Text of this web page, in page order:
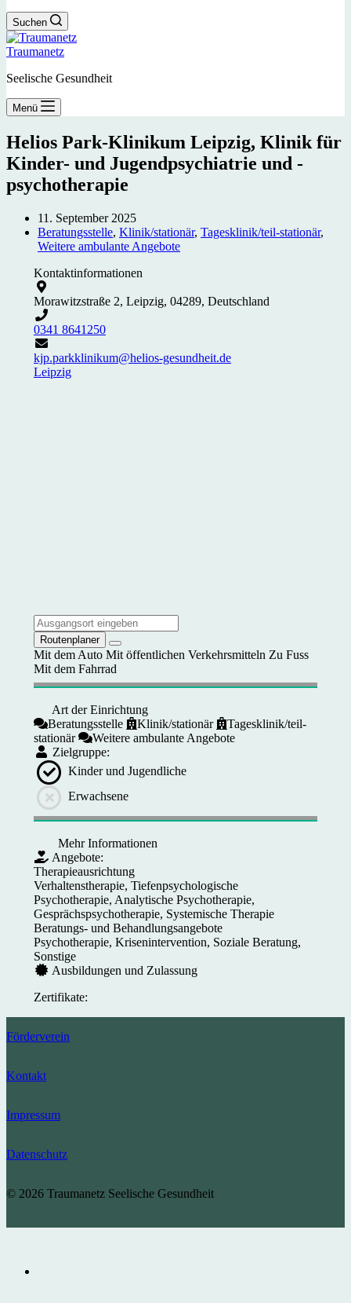
Suchen
Traumanetz
Seelische Gesundheit
Menü
Helios Park-Klinikum Leipzig, Klinik für
Kinder- und Jugendpsychiatrie und -
psychotherapie
11. September 2025
Beratungsstelle, Klinik/stationär, Tagesklinik/teil-stationär,
Weitere ambulante Angebote
Kontaktinformationen
Morawitzstraße 2, Leipzig, 04289, Deutschland
0341 8641250
kjp.parkklinikum@helios-gesundheit.de
Leipzig
Routenplaner
Mit dem Auto Mit öffentlichen Verkehrsmitteln Zu Fuss
Mit dem Fahrrad
Art der Einrichtung
Beratungsstelle
Klinik/stationär
Tagesklinik/teil-
stationär
Weitere ambulante Angebote
Zielgruppe:
Kinder und Jugendliche
Erwachsene
Mehr Informationen
Angebote:
Therapieausrichtung
Verhaltenstherapie, Tiefenpsychologische
Psychotherapie, Analytische Psychotherapie,
Gesprächspsychotherapie, Systemische Therapie
Beratungs- und Behandlungsangebote
Psychotherapie, Krisenintervention, Soziale Beratung,
Sonstige
Ausbildungen und Zulassung
Zertifikate:
Förderverein
Kontakt
Impressum
Datenschutz
© 2026 Traumanetz Seelische Gesundheit